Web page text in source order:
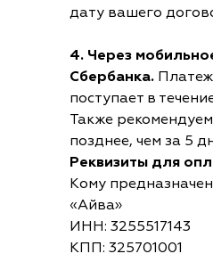
дату вашего
4. Через
Сбербанка.
поступает в
Также
позднее, чем за 5
Реквизиты для
Кому
«Айва»
ИНН: 3255517143
КПП: 325701001